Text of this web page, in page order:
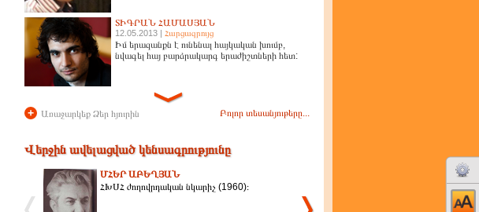
ՏԻԳՐԱՆ ՀԱՄԱՍՅԱՆ
12.05.2013 | Հարցազրույց
Իմ երազանքն է ունենալ հայկական խումբ,
նվագել հայ բարձրակարգ երաժիշտների հետ:
+ Առաջարկեք Ձեր հյուրին Բոլոր տեսանյութերը...
Վերջին ավելացված կենսագրությունը
ՄՀԵՐ ԱԲԵՂՅԱՆ
ՀԽՍՀ ժողովրդական նկարիչ (1960)։